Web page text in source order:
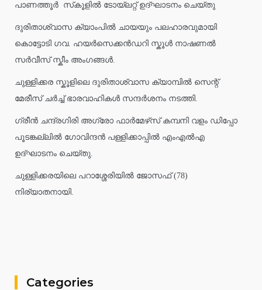
പാണത്തൂർ സ്‌കൂളിൽ ടോയ്ലറ്റ് ഉദ്ഘാടനം ചെയ്തു
ദുരിതാശ്വാസ ക്യാംപിൽ ചായയും പലഹാരവുമായി
കൊട്ടോടി ഗവ. ഹയർസെക്കൻഡറി സ്കൂൾ നാഷണൽ
സർവീസ് സ്കീം അംഗങ്ങൾ.
ചുള്ളിക്കര സ്കൂളിലെ ദുരിതാശ്വാസ ക്യാമ്പിൽ സെന്റ്
മേരീസ് ചർച്ച് ഭാരവാഹികൾ സന്ദർശനം നടത്തി.
ഗ്രീൻ ചന്ദ്രഗിരി അഗ്രോ ഫാർമേഴ്‌സ് കമ്പനി വളം ഡിപ്പോ
പൂടങ്കല്ലിൽ ഗോവിന്ദൻ പള്ളിക്കാപ്പിൽ എംഎൽഎ
ഉദ്ഘാടനം ചെയ്തു.
ചുള്ളിക്കരയിലെ പറാശ്ശേരിയിൽ ജോസഫ് (78)
നിര്യാതനായി.
Categories